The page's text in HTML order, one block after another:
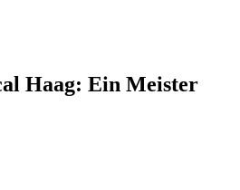
Haag: Ein Meister